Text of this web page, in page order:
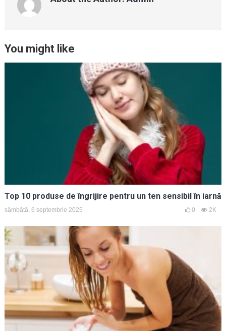
You might like
Top 10 produse de îngrijire pentru un ten sensibil în iarnă
sâmbătă, 6 septembrie 2025 0 2K